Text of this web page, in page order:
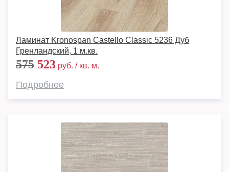
Ламинат Kronospan Castello Classic 5236 Дуб
Гренландский, 1 м.кв.
575 523 руб. / кв. м.
Подробнее